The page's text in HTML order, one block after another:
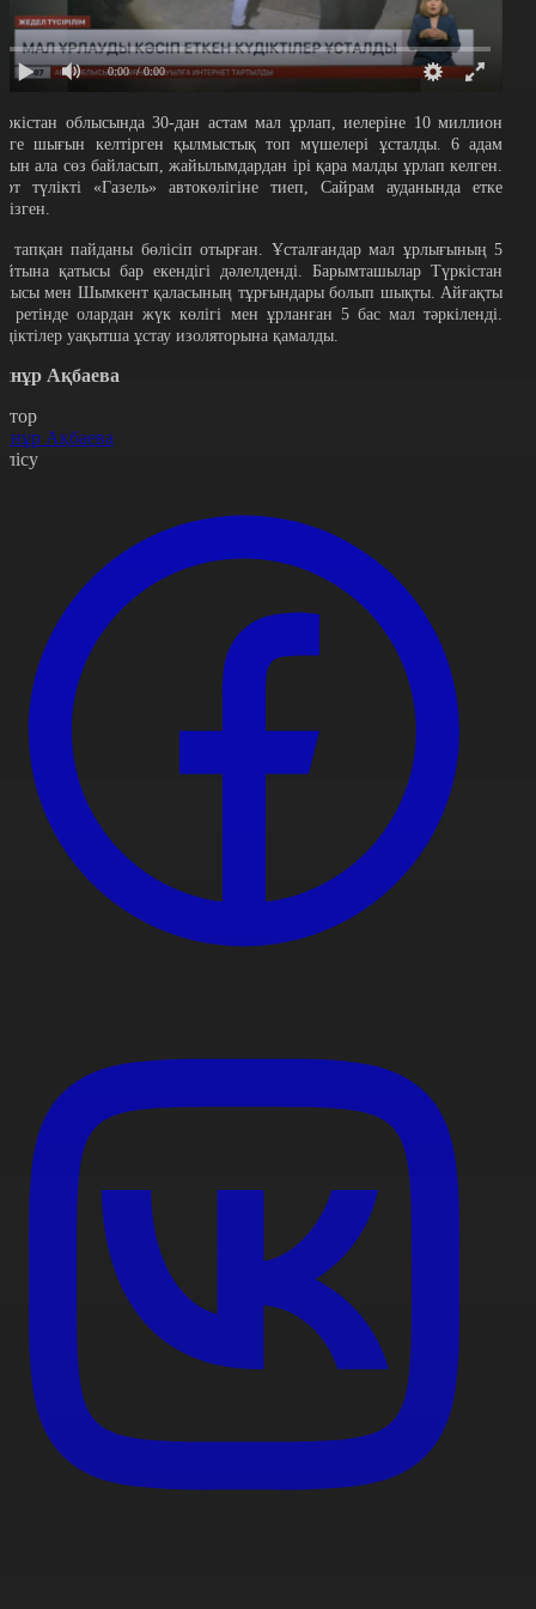
0:00 / 0:00
облысында 30-дан астам мал ұрлап, иелеріне 10 миллион
шығын келтірген қылмыстық топ мүшелері ұсталды. 6 адам
ала сөз байласып, жайылымдардан ірі қара малды ұрлап келген.
түлікті «Газель» автокөлігіне тиеп, Сайрам ауданында етке
тапқан пайданы бөлісіп отырған. Ұсталғандар мал ұрлығының 5
қатысы бар екендігі дәлелденді. Барымташылар Түркістан
мен Шымкент қаласының тұрғындары болып шықты. Айғақты
ретінде олардан жүк көлігі мен ұрланған 5 бас мал тәркіленді.
уақытша ұстау изоляторына қамалды.
Ақбаева
Ақбаева